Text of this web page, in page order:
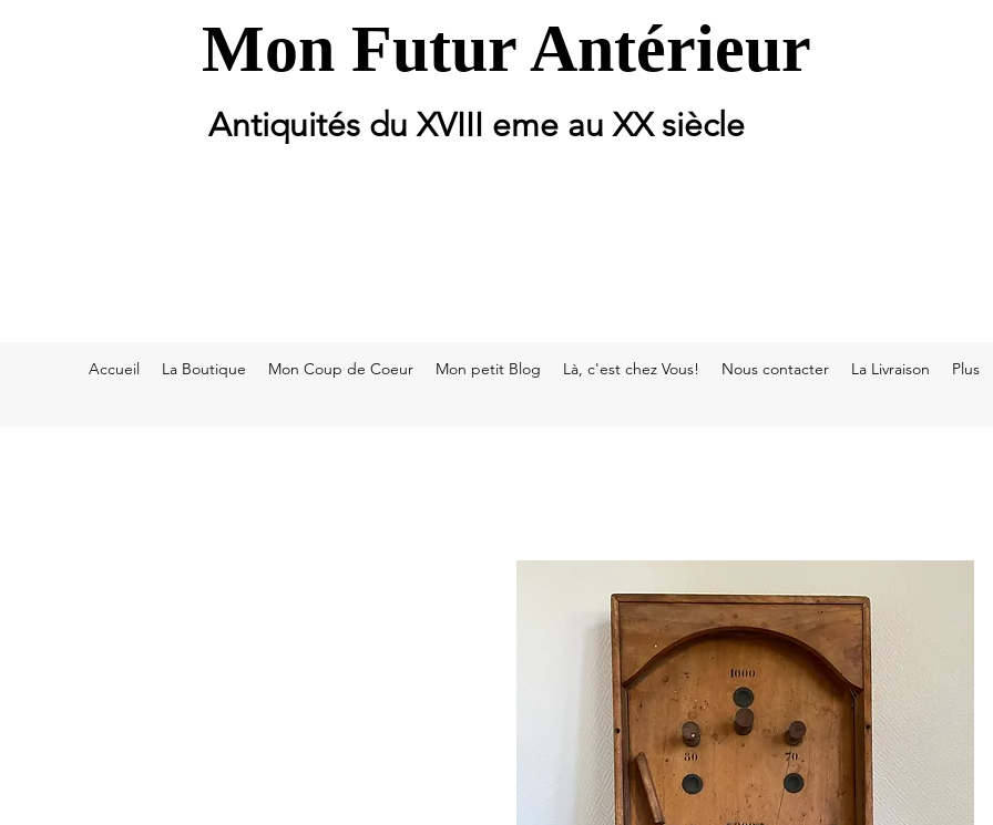
Mon Futur Antérieur
Antiquités du XVIII eme au XX siècle
Accueil La Boutique Mon Coup de Coeur Mon petit Blog Là, c'est chez Vous! Nous contacter La Livraison Plus